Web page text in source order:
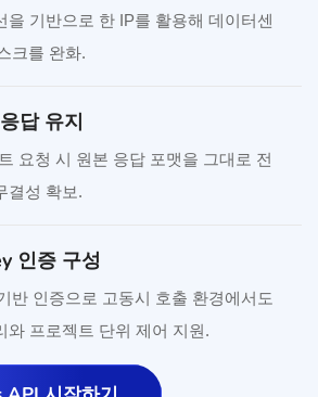
을 기반으로 한 IP를 활용해 데이터센
크를 완화.
답 유지
요청 시 원본 응답 포맷을 그대로 전
결성 확보.
인증 구성
반 인증으로 고동시 호출 환경에서도
와 프로젝트 단위 제어 지원.